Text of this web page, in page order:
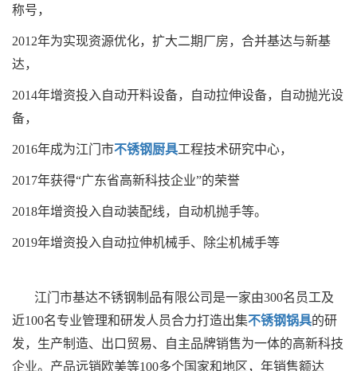
称号，
2012年为实现资源优化，扩大二期厂房，合并基达与新基
达，
2014年增资投入自动开料设备，自动拉伸设备，自动抛光设
备，
2016年成为江门市不锈钢厨具工程技术研究中心，
2017年获得“广东省高新科技企业”的荣誉
2018年增资投入自动装配线，自动机抛手等。
2019年增资投入自动拉伸机械手、除尘机械手等
江门市基达不锈钢制品有限公司是一家由300名员工及
近100名专业管理和研发人员合力打造出集不锈钢锅具的研
发，生产制造、出口贸易、自主品牌销售为一体的高新科技
企业。产品远销欧美等100多个国家和地区，年销售额达